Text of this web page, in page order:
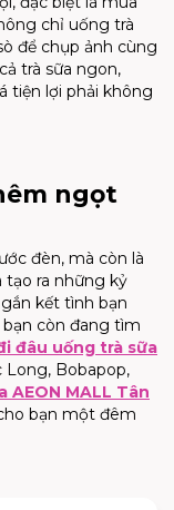
chỉ uống trà
để chụp ảnh cùng
trà sữa ngon,
tiện lợi phải không
ngọt
đèn, mà còn là
tạo ra những kỷ
kết tình bạn
còn đang tìm
đâu uống trà sữa
Long, Bobapop,
AEON MALL Tân
bạn một đêm